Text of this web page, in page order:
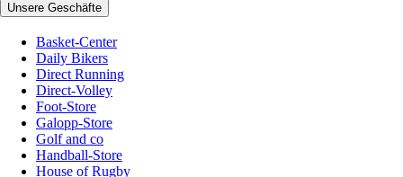
Unsere Geschäfte
Basket-Center
Daily Bikers
Direct Running
Direct-Volley
Foot-Store
Galopp-Store
Golf and co
Handball-Store
House of Rugby